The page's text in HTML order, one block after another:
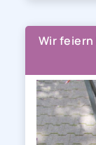
Wir